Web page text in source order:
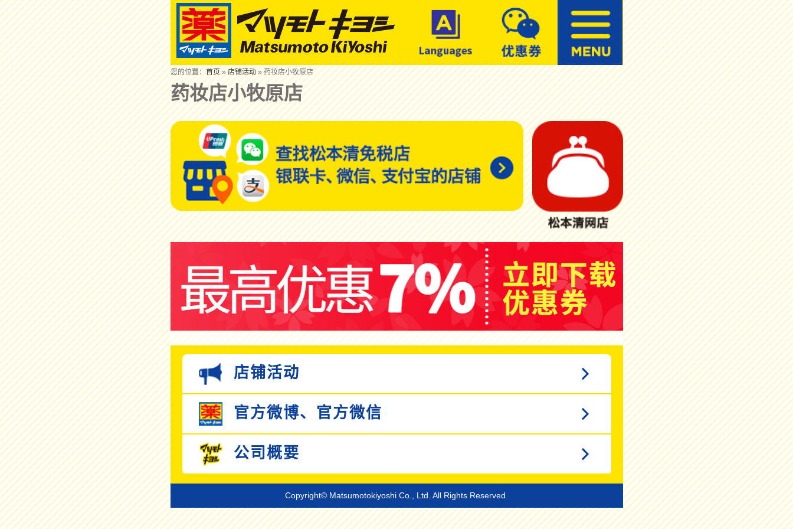
您的位置：首页»店铺活动» 药妆店小牧原店
药妆店小牧原店
店铺活动
官方微博、 官方微信
公司概要
Copyright© Matsumotokiyoshi Co., Ltd. All Rights Reserved.